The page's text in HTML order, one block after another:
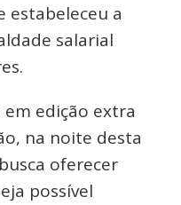
estabeleceu a
salarial
edição extra
na noite desta
oferecer
possível